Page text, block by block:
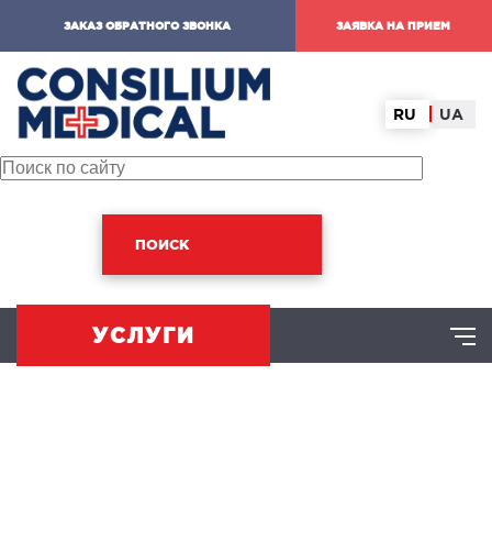
ЗАКАЗ ОБРАТНОГО ЗВОНКА ЗАЯВКА НА ПРИЕМ
RU UA
ПОИСК
УСЛУГИ